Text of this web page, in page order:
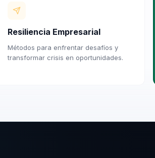
Resiliencia Empresarial
Métodos para enfrentar desafíos y
transformar crisis en oportunidades.